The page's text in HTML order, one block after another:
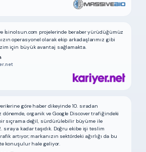
İsinolsun.com projelerinde beraber yürüdüğümüz
operasyonel olarak ekip arkadaşlarımız gibi
için büyük avantaj sağlamakta.
göre haber dikeyinde 10. sıradan
dönemde, organik ve Google Discover trafiğindeki
sıçrama değil, sürdürülebilir büyüme ile
sıraya kadar taşıdık. Doğru ekibe işi teslim
artıyor; markanızın sektördeki ağırlığı da bu
konuşulur hale geliyor.